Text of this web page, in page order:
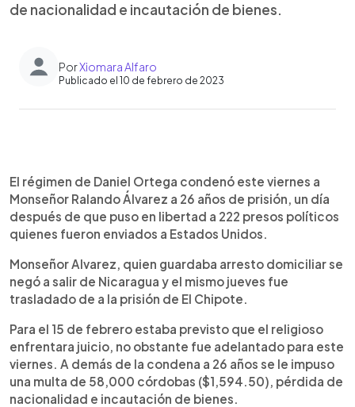
de nacionalidad e incautación de bienes.
PorXiomara Alfaro
Publicado el 10 de febrero de 2023
Escuchar artículo
El régimen de Daniel Ortega condenó este viernes a
Monseñor Ralando Álvarez a 26 años de prisión, un día
después de que puso en libertad a 222 presos políticos
quienes fueron enviados a Estados Unidos.
Monseñor Alvarez, quien guardaba arresto domiciliar se
negó a salir de Nicaragua y el mismo jueves fue
trasladado de a la prisión de El Chipote.
Para el 15 de febrero estaba previsto que el religioso
enfrentara juicio, no obstante fue adelantado para este
viernes. A demás de la condena a 26 años se le impuso
una multa de 58,000 córdobas ($1,594.50), pérdida de
nacionalidad e incautación de bienes.